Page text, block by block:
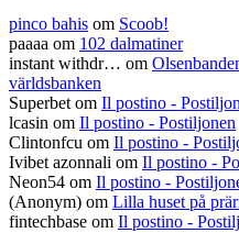
pinco bahis om Scoob!
paaaa om 102 dalmatiner
instant withdr… om
världsbanken
Superbet om Il postino -
lcasin om Il postino - Postiljonen
Clintonfcu om Il postino -
Ivibet azonnali om Il postino -
Neon54 om Il postino -
(Anonym) om Lilla huset på
fintechbase om Il postino -